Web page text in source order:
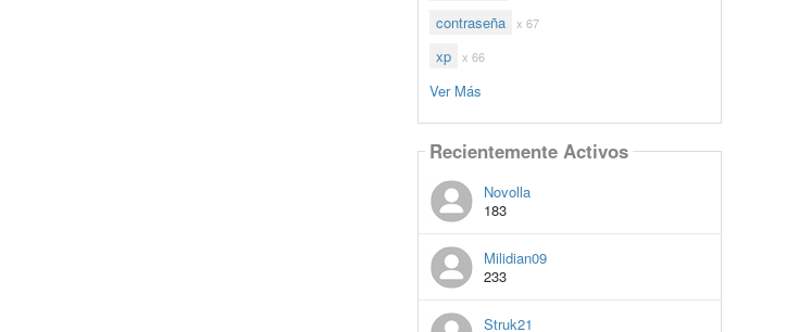
contraseña x 67
xp x 66
Ver Más
Recientemente Activos
Novolla
183
Milidian09
233
Struk21